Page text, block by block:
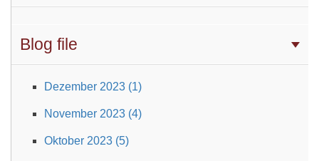
Blog file
Dezember 2023 (1)
November 2023 (4)
Oktober 2023 (5)